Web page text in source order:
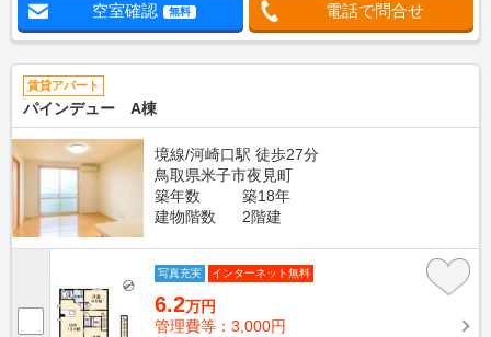
空室確認 無料 電話で問合せ
賃貸アパート
パインデュー A棟
境線/河崎口駅 徒歩27分
鳥取県米子市夜見町
築年数
築18年
建物階数
2階建
写真充実 インターネット無料
6.2万円
管理費等：3,000円